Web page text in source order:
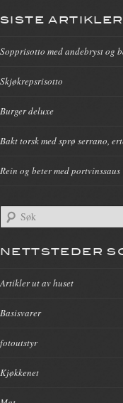
SISTE ARTIKLER
Sopprisotto med andebryst og
Skjøkrepsrisotto
Burger deluxe
Bakt torsk med sprø serrano,
Rein og beter med portvinssaus
NETTSTEDER
Artikler ut av huset
Basisvarer
fotoutstyr
Kjøkkenet